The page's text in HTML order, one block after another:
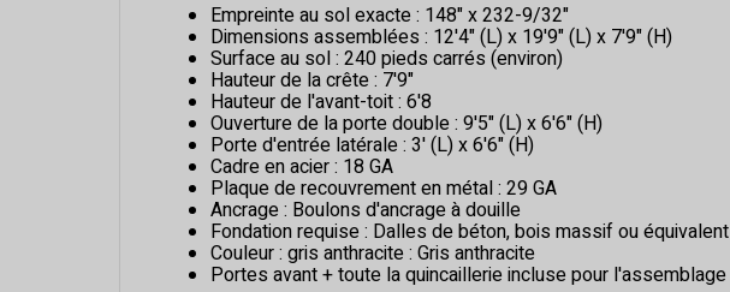
Empreinte au sol exacte : 148" x 232-9/32"
Dimensions assemblées : 12'4" (L) x 19'9" (L) x 7'9" (H)
Surface au sol : 240 pieds carrés (environ)
Hauteur de la crête : 7'9"
Hauteur de l'avant-toit : 6'8
Ouverture de la porte double : 9'5" (L) x 6'6" (H)
Porte d'entrée latérale : 3' (L) x 6'6" (H)
Cadre en acier : 18 GA
Plaque de recouvrement en métal : 29 GA
Ancrage : Boulons d'ancrage à douille
Fondation requise : Dalles de béton, bois massif ou équivalent
Couleur : gris anthracite : Gris anthracite
Portes avant + toute la quincaillerie incluse pour l'assemblage